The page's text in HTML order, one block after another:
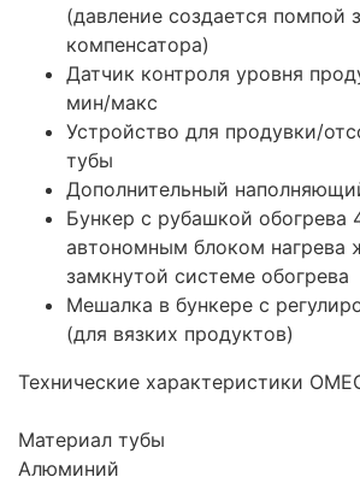
(давление создается помпой
компенсатора)
Датчик контроля уровня
мин/макс
Устройство для продувки/
тубы
Дополнительный
Бункер с рубашкой обогрева
автономным блоком нагрева
замкнутой системе обогрева
Мешалка в бункере с
(для вязких продуктов)
Технические характеристики
Материал тубы
Алюминий